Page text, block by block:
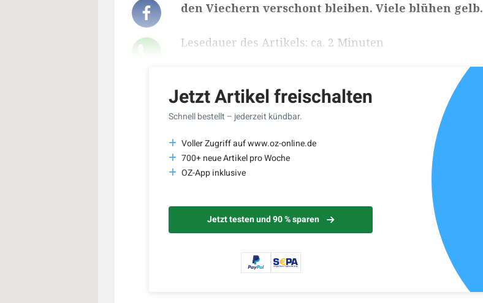
den Viechern verschont bleiben. Viele blühen gelb.
Lesedauer des Artikels: ca. 2 Minuten
Jetzt Artikel freischalten
Schnell bestellt – jederzeit kündbar.
Voller Zugriff auf www.oz-online.de
700+ neue Artikel pro Woche
OZ-App inklusive
Jetzt testen und 90 % sparen